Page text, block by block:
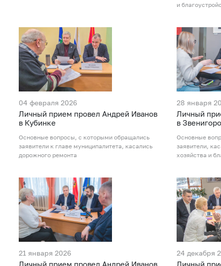
и
04 февраля 2026
Личный прием провел Андрей Иванов
в Кубинке
Основные вопросы, с которыми обращались
заявители к главе муниципалитета, касались
дорожного ремонта
28 января
Личный
в
Основные
заявители,
хозяйства и
21 января 2026
Личный прием провел Андрей Иванов
24 декабря
Личный